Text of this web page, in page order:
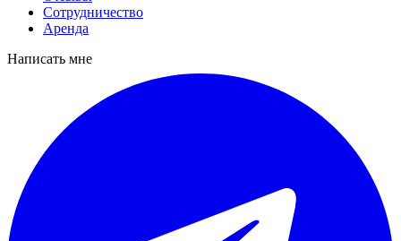
Сотрудничество
Аренда
Написать мне